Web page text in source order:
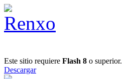
Este sitio requiere Flash 8 o superior.
Descargar